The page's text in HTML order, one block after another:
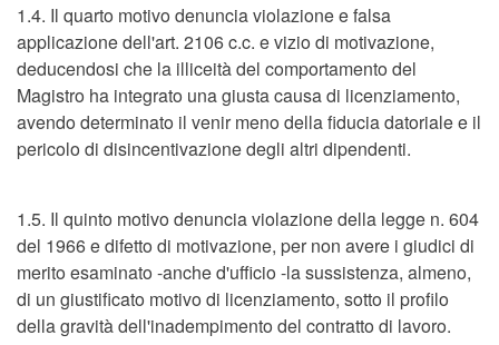
1.4. Il quarto motivo denuncia violazione e falsa
applicazione dell'art. 2106 c.c. e vizio di motivazione,
deducendosi che la illiceità del comportamento del
Magistro ha integrato una giusta causa di licenziamento,
avendo determinato il venir meno della fiducia datoriale e il
pericolo di disincentivazione degli altri dipendenti.
1.5. Il quinto motivo denuncia violazione della legge n. 604
del 1966 e difetto di motivazione, per non avere i giudici di
merito esaminato -anche d'ufficio -la sussistenza, almeno,
di un giustificato motivo di licenziamento, sotto il profilo
della gravità dell'inadempimento del contratto di lavoro.